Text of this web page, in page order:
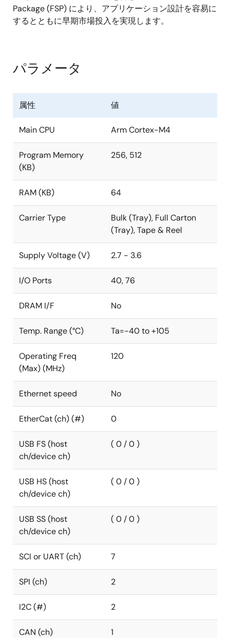
Package (FSP) により、アプリケーション設計を容易に
するとともに早期市場投入を実現します。
パラメータ
属性 値
Main CPU Arm Cortex-M4
Program Memory
(KB)
256, 512
RAM (KB) 64
Carrier Type
Bulk (Tray), Full Carton
(Tray), Tape & Reel
Supply Voltage (V) 2.7 - 3.6
I/O Ports 40, 76
DRAM I/F No
Temp. Range (°C) Ta=-40 to +105
Operating Freq
(Max) (MHz)
120
Ethernet speed No
EtherCat (ch) (#) 0
USB FS (host
ch/device ch)
( 0 / 0 )
USB HS (host
ch/device ch)
( 0 / 0 )
USB SS (host
ch/device ch)
( 0 / 0 )
SCI or UART (ch) 7
SPI (ch) 2
I2C (#) 2
CAN (ch) 1